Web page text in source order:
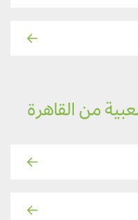
من القاهرة